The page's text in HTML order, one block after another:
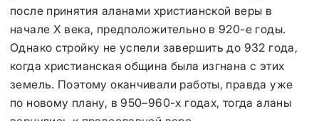
после принятия аланами христианской веры в
начале X века, предположительно в 920-е годы.
Однако стройку не успели завершить до 932 года,
когда христианская община была изгнана с этих
земель. Поэтому оканчивали работы, правда уже
по новому плану, в 950–960-х годах, тогда аланы